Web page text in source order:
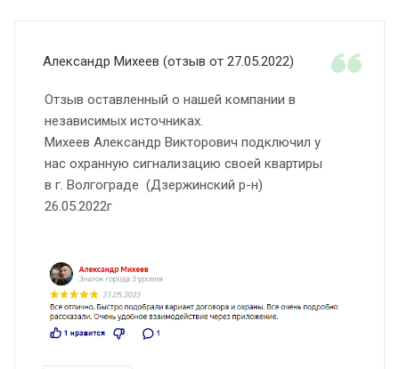
Александр Михеев (отзыв от 27.05.2022)
Отзыв оставленный о нашей компании в
независимых источниках.
Михеев Александр Викторович подключил у
нас охранную сигнализацию своей квартиры
в г. Волгограде (Дзержинский р-н)
26.05.2022г